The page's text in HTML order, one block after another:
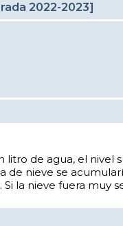
2022-2023]
de agua, el
de nieve se
la nieve fuera muy